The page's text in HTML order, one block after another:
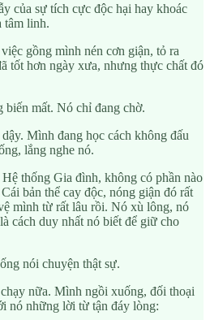
của sự tích cực độc hại hay khoác
tâm linh.
gồng mình nén cơn giận, tỏ ra
tốt hơn ngày xưa, nhưng thực chất đó
biến mất. Nó chỉ đang chờ.
Mình đang học cách không đấu
lắng nghe nó.
thống Gia đình, không có phần nào
bản thể cay độc, nóng giận đó rất
mình từ rất lâu rồi. Nó xù lông, nó
cách duy nhất nó biết để giữ cho
nói chuyện thật sự.
nữa. Mình ngồi xuống, đối thoại
nó những lời từ tận đáy lòng: